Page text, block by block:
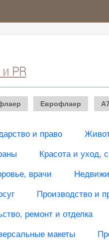
PR
Еврофлаер A7
и право
Красота и уход,
врачи
Производство и
ремонт и отделка
макеты